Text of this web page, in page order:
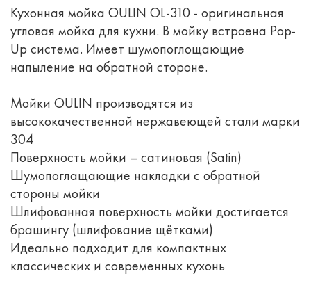
Кухонная мойка OULIN OL-310 - оригинальная
угловая мойка для кухни. В мойку встроена Pop-
Up система. Имеет шумопоглощающие
напыление на обратной стороне.
Мойки OULIN производятся из
высококачественной нержавеющей стали марки
304
Поверхность мойки – сатиновая (Satin)
Шумопоглащающие накладки с обратной
стороны мойки
Шлифованная поверхность мойки достигается
брашингу (шлифование щётками)
Идеально подходит для компактных
классических и современных кухонь